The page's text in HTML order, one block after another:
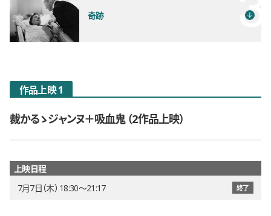
奇跡
作品上映 1
裁かるゝジャンヌ＋吸血鬼 2作品上映
上映日程
7月7日（木） 18:30〜21:17
終了